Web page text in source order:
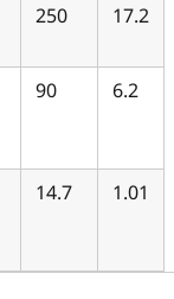
250 17.2
90 6.2
14.7 1.01